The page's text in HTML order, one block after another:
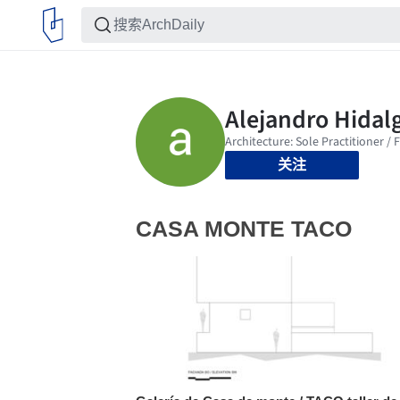
关注
CASA MONTE TACO